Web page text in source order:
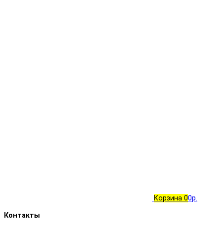
Корзина 00р.
Контакты